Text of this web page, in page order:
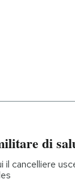
di
il cancelliere